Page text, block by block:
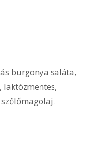
burgonya saláta,
, laktózmentes,
szőlőmagolaj,